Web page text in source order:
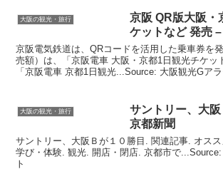
大阪の観光・旅行 京阪 QR版大阪
ケットなど 発売
京阪電気鉄道は、QRコードを活用した乗車券を
売額）は、「京阪電車 大阪・京都1日観光チケッ
「京阪電車 京都1日観光...Source: 大阪観光Gアラ
大阪の観光・旅行 サントリー、 大阪
京都新聞
サントリー、大阪Ｂが１０勝目. 関連記事. オス
学び・体験. 観光. 開店・閉店. 京都市で
ト